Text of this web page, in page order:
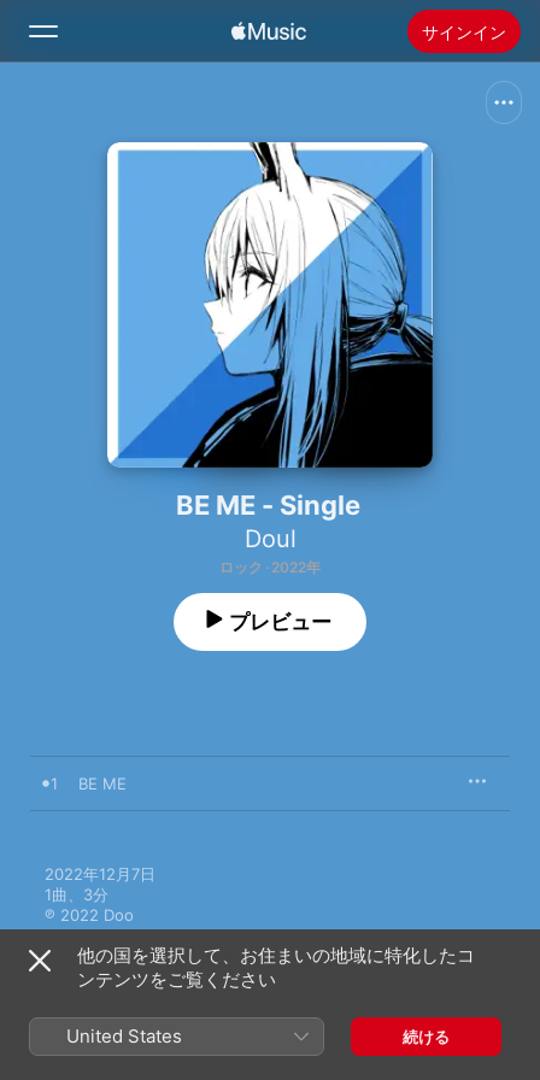
サインイン
Apple Musicをインストール
BE ME - Single
Doul
ロック · 2022年
プレビュー
1 BE ME
2022年12月7日
1曲、3分
℗ 2022 Doo
Doulのその他の作品
他の国を選択して、お住まいの地域に特化したコ
ンテンツをご覧ください
United States 続ける